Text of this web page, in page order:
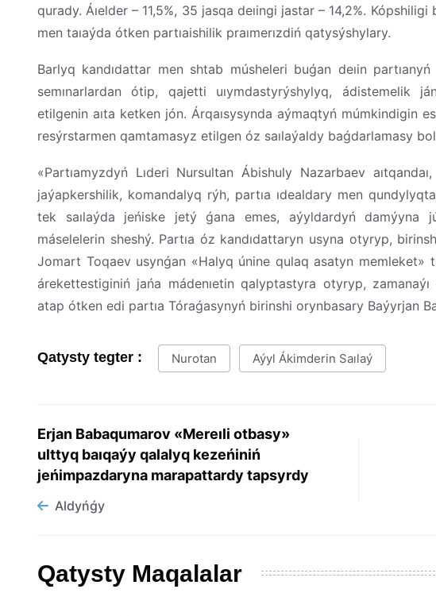
qurady. Áıelder – 11,5%, 35 jasqa deıingi jastar – 14,2%.
men taıaýda ótken partıaishilik praımerızdiń qatysýshylary.
Barlyq kandıdattar men shtab músheleri buǵan deıin
semınarlardan ótip, qajetti uıymdastyrýshylyq, ádistemelik
etilgenin aıta ketken jón. Árqaısysynda aýmaqtyń múmkindigin
resýrstarmen qamtamasyz etilgen óz saılaýaldy baǵdarlamasy
«Partıamyzdyń Lıderi Nursultan Ábishuly Nazarbaev
jaýapkershilik, komandalyq rýh, partıa ıdealdary men
tek saılaýda jeńiske jetý ǵana emes, aýyldardyń damýyna
máselelerin sheshý. Partıa óz kandıdattaryn usyna otyryp,
Jomart Toqaev usynǵan «Halyq únine qulaq asatyn memleket»
árekettestiginiń jańa mádenıetin qalyptastyra otyryp,
atap ótken edi partıa Tóraǵasynyń birinshi orynbasary Baýyrjan
Qatysty tegter : Nurotan Aýyl Ákimderin Saılaý
Erjan Babaqumarov «Mereıli otbasy»
ulttyq baıqaýy qalalyq kezeńiniń
jeńimpazdaryna marapattardy tapsyrdy
Aldyńǵy
Qatysty Maqalalar